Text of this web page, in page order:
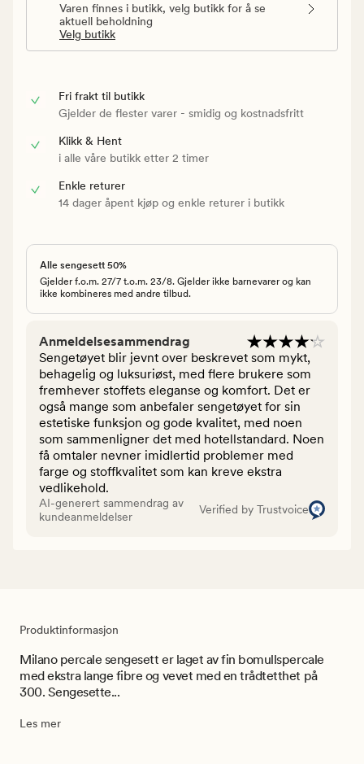
Varen finnes i butikk, velg butikk for å se
aktuell beholdning
Velg butikk
Fri frakt til butikk
Gjelder de flester varer - smidig og kostnadsfritt
Klikk & Hent
i alle våre butikk etter 2 timer
Enkle returer
14 dager åpent kjøp og enkle returer i butikk
Alle sengesett 50%
Gjelder f.o.m. 27/7 t.o.m. 23/8. Gjelder ikke barnevarer og kan
ikke kombineres med andre tilbud.
Anmeldelsesammendrag
Sengetøyet blir jevnt over beskrevet som mykt,
behagelig og luksuriøst, med flere brukere som
fremhever stoffets eleganse og komfort. Det er
også mange som anbefaler sengetøyet for sin
estetiske funksjon og gode kvalitet, med noen
som sammenligner det med hotellstandard. Noen
få omtaler nevner imidlertid problemer med
farge og stoffkvalitet som kan kreve ekstra
vedlikehold.
AI-generert sammendrag av
kundeanmeldelser
Verified by Trustvoice
Produktinformasjon
Milano percale sengesett er laget av fin bomullspercale
med ekstra lange fibre og vevet med en trådtetthet på
300. Sengesette...
Les mer